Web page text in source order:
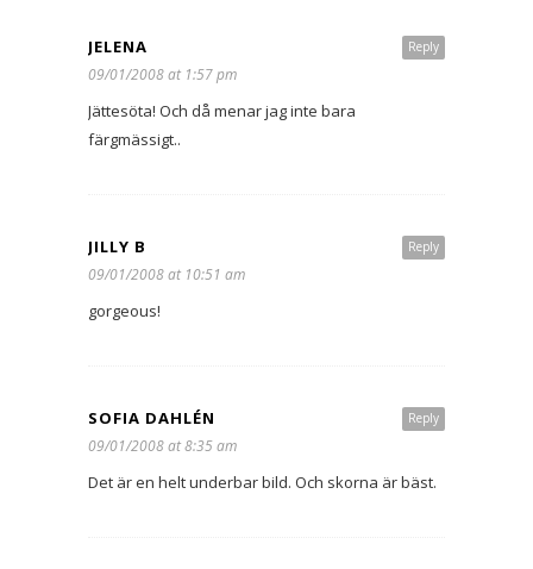
Reply
JELENA
09/01/2008 at 1:57 pm
Jättesöta! Och då menar jag inte bara
färgmässigt..
Reply
JILLY B
09/01/2008 at 10:51 am
gorgeous!
Reply
SOFIA DAHLÉN
09/01/2008 at 8:35 am
Det är en helt underbar bild. Och skorna är bäst.